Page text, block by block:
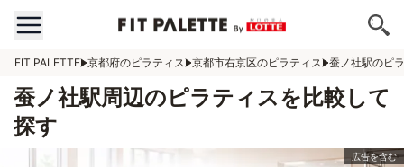
FIT PALETTE 京都府のピラティス 京都市右京区のピラティス 蚕ノ社駅のピ
蚕ノ社駅周辺のピラティスを比較して
探す